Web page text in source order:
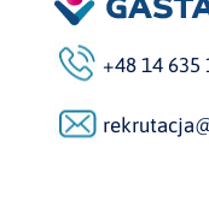
+48 14 635